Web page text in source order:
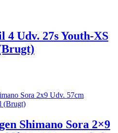
4 Udv. 27s Youth-XS
Shimano Sora 2×9